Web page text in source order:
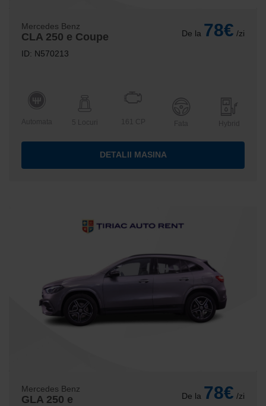
Mercedes Benz
CLA 250 e Coupe
ID: N570213
De la 78€ /zi
Automata 5 Locuri 161 CP Hybrid
DETALII MASINA
Mercedes Benz
GLA 250 e De la 78€ /zi